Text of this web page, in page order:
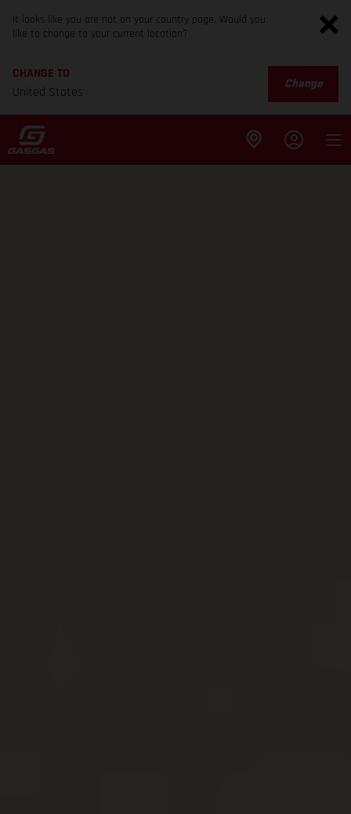
It looks like you are not on your country page. Would you
like to change to your current location?
CHANGE TO
United States
Change